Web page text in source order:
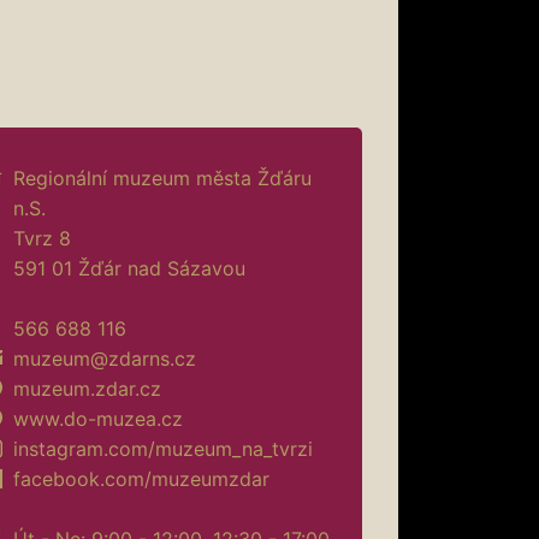
Regionální muzeum města Žďáru
n.S.
Tvrz 8
591 01 Žďár nad Sázavou
566 688 116
muzeum@zdarns.cz
muzeum.zdar.cz
www.do-muzea.cz
instagram.com/muzeum_na_tvrzi
facebook.com/muzeumzdar